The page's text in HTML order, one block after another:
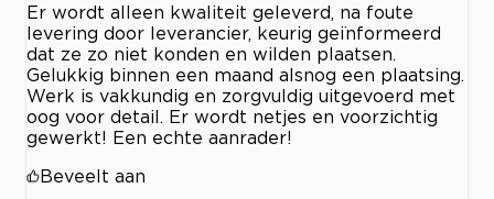
Er wordt alleen kwaliteit geleverd, na foute
levering door leverancier, keurig geïnformeerd
dat ze zo niet konden en wilden plaatsen.
Gelukkig binnen een maand alsnog een plaatsing.
Werk is vakkundig en zorgvuldig uitgevoerd met
oog voor detail. Er wordt netjes en voorzichtig
gewerkt! Een echte aanrader!
Beveelt aan